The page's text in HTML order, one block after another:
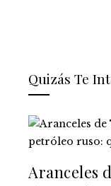
Quizás Te
Aranceles